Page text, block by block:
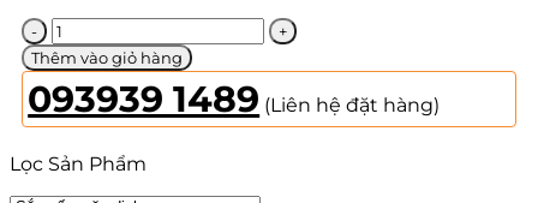
Blue
Elegance
02
số
lượng
Thêm vào giỏ hàng
093939 1489 (Liên hệ đặt hàng)
Lọc Sản Phẩm